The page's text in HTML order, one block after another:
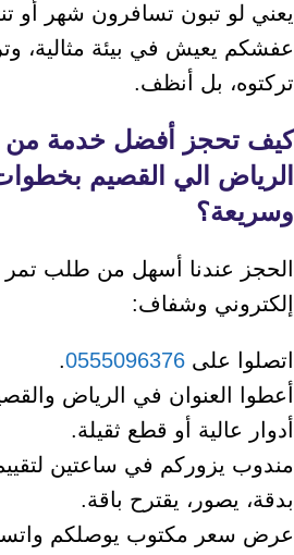
يعني لو تبون تسافرون شهر أو
عفشكم يعيش في بيئة مثالية،
تركتوه، بل أنظف.
كيف تحجز أفضل خدمة من
الرياض الي القصيم
وسريعة؟
الحجز عندنا أسهل من طلب
إلكتروني وشفاف:
اتصلوا على 0555096376
.
أعطوا العنوان في الرياض
أدوار عالية أو قطع ثقيلة.
مندوب يزوركم في ساعتين
بدقة، يصور، يقترح باقة.